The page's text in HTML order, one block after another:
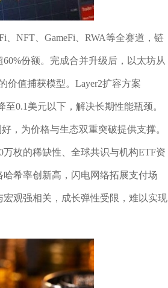
、NFT、GameFi、RWA等全赛道，链
份额。完成合并升级后，以太坊从
价值捕获模型。Layer2扩容方案
至0.1美元以下，解决长期性能瓶颈。
，为价格与生态双重突破提供支撑。
枚的稀缺性、全球共识与机构ETF资
希率创新高，闪电网络拓展支付场
观强相关，成长弹性受限，难以实现